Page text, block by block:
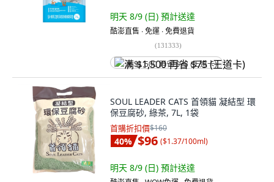
明天 8/9 (日) 預計送達
酷澎直售 ∙ 免運 ∙ 免費退貨
(131333)
满 $1,500 再省 $75 (王道卡)
SOUL LEADER CATS 首領貓 凝結型 環
保豆腐砂, 綠茶, 7L, 1袋
首購折扣價$160
40% $96 ($1.37/100ml)
明天 8/9 (日) 預計送達